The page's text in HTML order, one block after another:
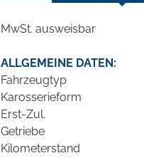
MwSt. ausweisbar
ALLGEMEINE DATEN:
Fahrzeugtyp
Karosserieform
Erst-Zul.
Getriebe
Kilometerstand